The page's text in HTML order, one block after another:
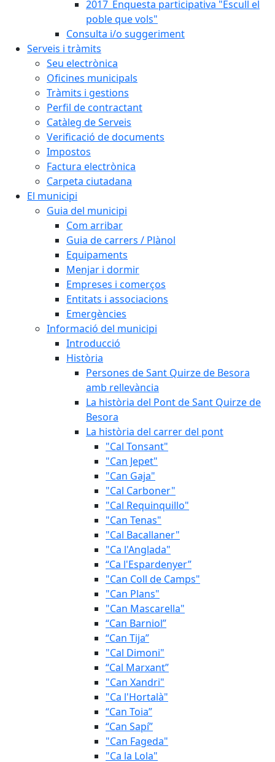
2017_Enquesta participativa "Escull el
poble que vols"
Consulta i/o suggeriment
Serveis i tràmits
Seu electrònica
Oficines municipals
Tràmits i gestions
Perfil de contractant
Catàleg de Serveis
Verificació de documents
Impostos
Factura electrònica
Carpeta ciutadana
El municipi
Guia del municipi
Com arribar
Guia de carrers / Plànol
Equipaments
Menjar i dormir
Empreses i comerços
Entitats i associacions
Emergències
Informació del municipi
Introducció
Història
Persones de Sant Quirze de Besora
amb rellevància
La història del Pont de Sant Quirze de
Besora
La història del carrer del pont
"Cal Tonsant"
"Can Jepet"
"Can Gaja"
"Cal Carboner"
"Cal Requinquillo"
"Can Tenas"
"Cal Bacallaner"
"Ca l'Anglada"
“Ca l'Espardenyer”
"Can Coll de Camps"
"Can Plans"
"Can Mascarella"
“Can Barniol”
“Can Tija”
"Cal Dimoni"
“Cal Marxant”
"Can Xandri"
"Ca l'Hortalà"
“Can Toia”
“Can Sapí”
"Can Fageda"
"Ca la Lola"